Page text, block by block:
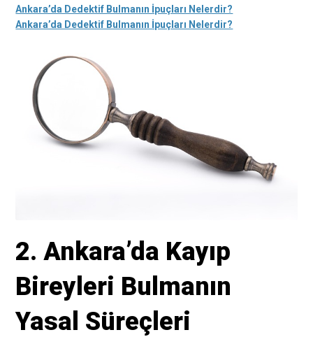
Ankara’da Dedektif Bulmanın İpuçları Nelerdir?
Ankara’da Dedektif Bulmanın İpuçları Nelerdir?
2. Ankara’da Kayıp
Bireyleri Bulmanın
Yasal Süreçleri